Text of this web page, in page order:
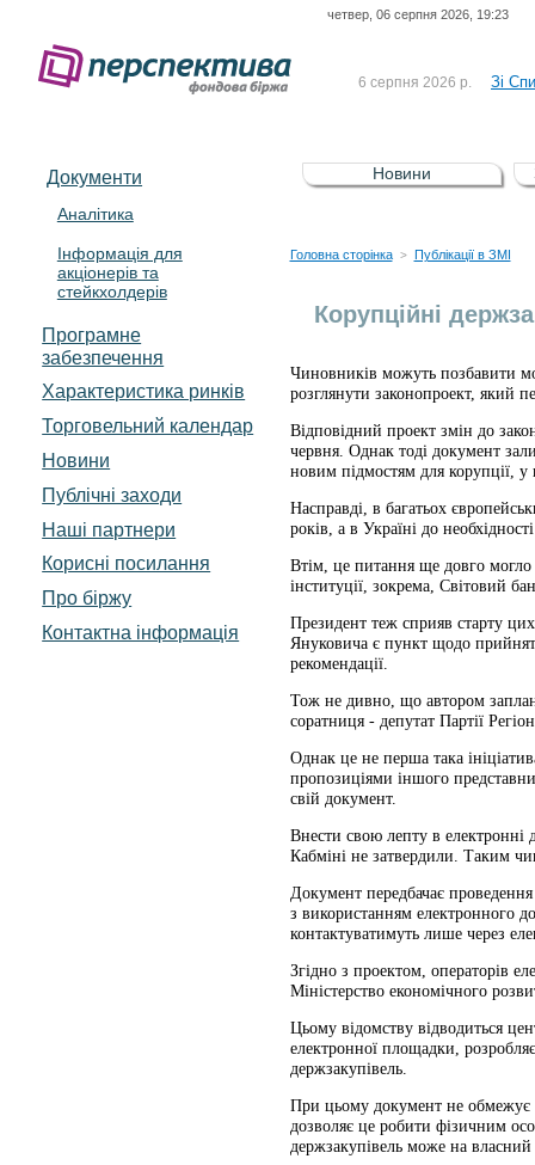
четвер, 06 серпня 2026, 19:23
6 серпня 2026 р. Зі
5 серпня 2026 р.
Зі
UA4000232607)
4 серпня 2026 р.
До
Документи
Аналітика
Інформація для
акціонерів та
стейкхолдерів
Програмне
забезпечення
Характеристика pинків
Торговельний календар
Новини
Публічні заходи
Наші партнери
Корисні посилання
Про біржу
Контактна інформація
Новини
Головна сторінка > Публікації в ЗМІ
Корупційні
Чиновників можуть позбавити
розглянути законопроект, який
Відповідний проект змін до
червня. Однак тоді документ
новим підмостям для корупції, у
Насправді, в багатьох
років, а в Україні до
Втім, це питання ще довго могло
інституції, зокрема, Світовий
Президент теж сприяв старту
Януковича є пункт щодо
рекомендації.
Тож не дивно, що автором
соратниця - депутат Партії
Однак це не перша така
пропозиціями іншого
свій документ.
Внести свою лепту в електронні
Кабміні не затвердили. Таким
Документ передбачає
з використанням електронного
контактуватимуть лише через
Згідно з проектом, операторів
Міністерство економічного
Цьому відомству відводиться
електронної площадки,
держзакупівель.
При цьому документ не обмежує
дозволяє це робити фізичним
держзакупівель може на